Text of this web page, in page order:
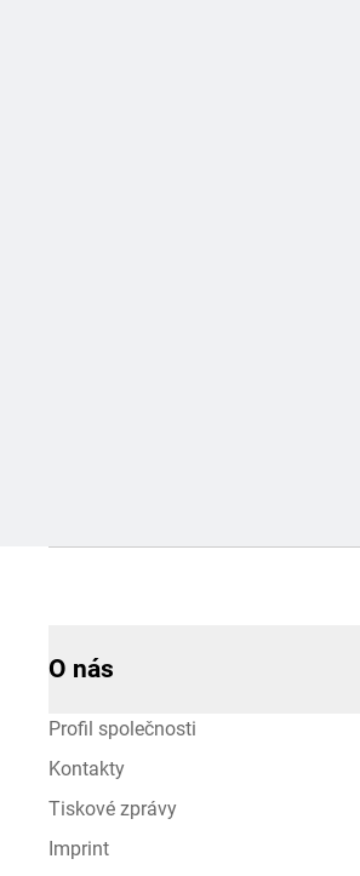
O nás
Profil společnosti
Kontakty
Tiskové zprávy
Imprint